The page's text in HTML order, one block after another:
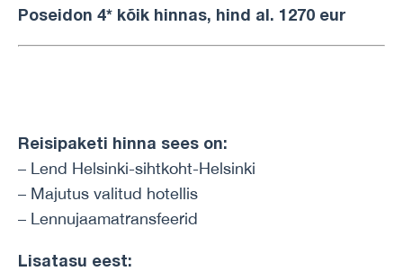
Poseidon 4* kõik hinnas, hind al. 1270 eur
Reisipaketi hinna sees on:
– Lend Helsinki-sihtkoht-Helsinki
– Majutus valitud hotellis
– Lennujaamatransfeerid
Lisatasu eest: